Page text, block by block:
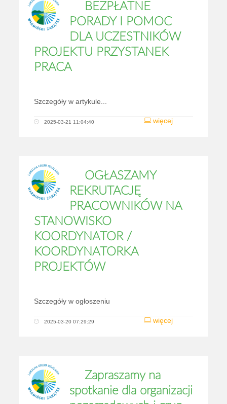
BEZPŁATNE
PORADY I POMOC
DLA UCZESTNIKÓW
PROJEKTU PRZYSTANEK
PRACA
Szczegóły w artykule...
więcej
2025-03-21 11:04:40
OGŁASZAMY
REKRUTACJĘ
PRACOWNIKÓW NA
STANOWISKO
KOORDYNATOR /
KOORDYNATORKA
PROJEKTÓW
Szczegóły w ogłoszeniu
więcej
2025-03-20 07:29:29
Zapraszamy na
spotkanie dla organizacji